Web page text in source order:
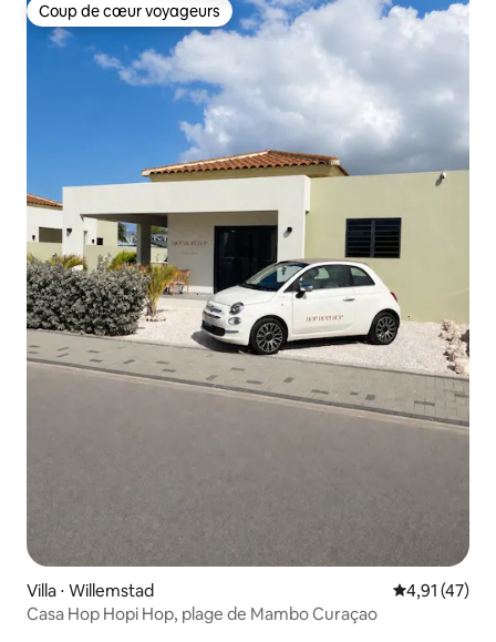
Coup de cœur voyageurs
Coup de cœur voyageurs
Villa ⋅ Willemstad Évaluation
4,91 (47)
Casa Hop Hopi Hop, plage de Mambo Curaçao